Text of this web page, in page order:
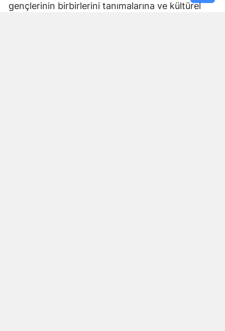
gençlerinin birbirlerini tanımalarına ve kültürel